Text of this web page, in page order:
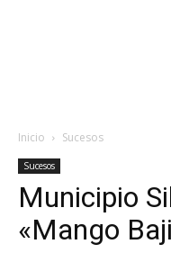
Inicio Sucesos
Sucesos
Municipio
«Mango